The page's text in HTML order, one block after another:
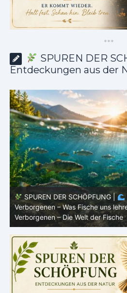
***
SPUREN DER
Entdeckungen aus der
SPUREN DER SCHÖPFUNG |
Verborgenen – Was Fische uns
Verborgenen – Die Welt der Fische